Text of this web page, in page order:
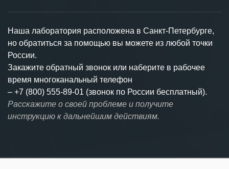
Наша лаборатория расположена в Санкт-Петербурге,
но обратиться за помощью вы можете из любой точки
России.
Закажите обратный звонок или наберите в рабочее
время многоканальный телефон
– +7 (800) 555-89-01 (звонок по России бесплатный).
Расскажите о своей проблеме и получите
инструкцию к дальнейшим действиям.